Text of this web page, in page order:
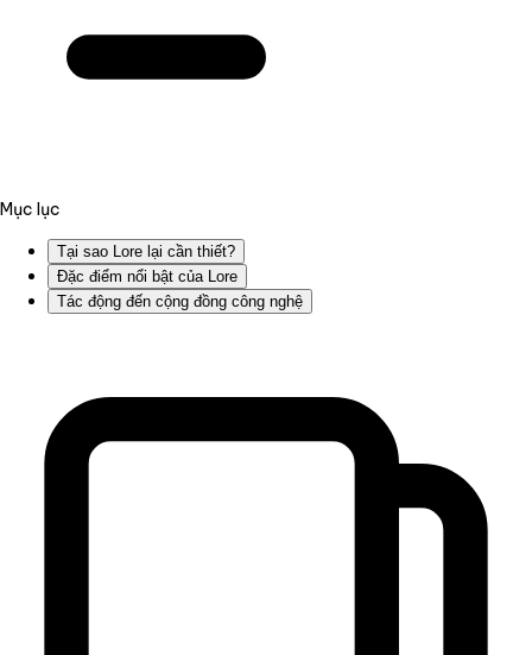
Mục lục
Tại sao Lore lại cần thiết?
Đặc điểm nổi bật của Lore
Tác động đến cộng đồng công nghệ